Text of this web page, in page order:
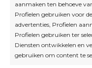
aanmaken ten behoeve
Profielen gebruiken voor
advertenties, Profielen
Profielen gebruiken ter
Diensten ontwikkelen en
gebruiken om content te
Interesse in leuke
Laat dan hier je